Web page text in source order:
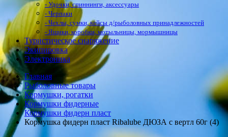
- Удочки, спиннинги, аксессуары
- Черпаки
- Чехлы, сумки, кейсы д/рыболовных принадлежностей
- Ящики, коробки, мотыльницы, мормышницы
Туристическое снаряжение
Экипировка
Электроника
Главная
Рыболовные товары
Кормушки, рогатки
Кормушки фидерные
Кормушки фидерн пласт
Кормушка фидерн пласт Ribalube ДЮЗА с вертл 60г (4)